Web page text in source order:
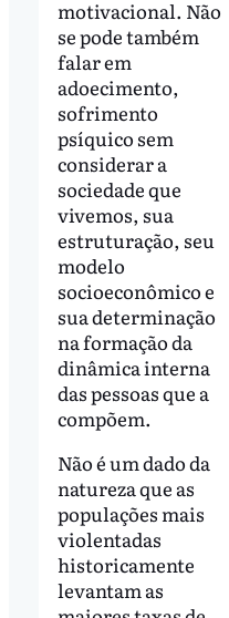
motivacional. Não
se pode também
falar em
adoecimento,
sofrimento
psíquico sem
considerar a
sociedade que
vivemos, sua
estruturação, seu
modelo
socioeconômico e
sua determinação
na formação da
dinâmica interna
das pessoas que a
compõem.
Não é um dado da
natureza que as
populações mais
violentadas
historicamente
levantam as